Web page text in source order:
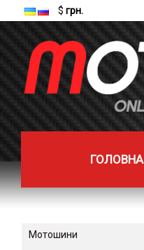
$ грн.
ГОЛОВНА
Мотошини